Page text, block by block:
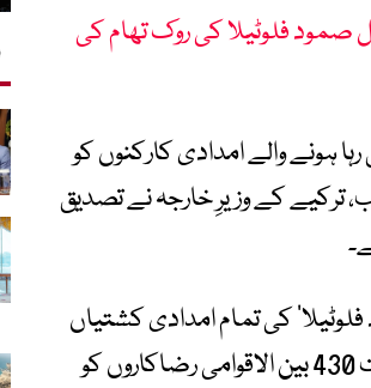
صمود فلوٹیلا کی روک تھام کی
ہونے والے امدادی کارکنوں کو
ترکیے کے وزیرِ خارجہ نے تصدیق
کی تمام امدادی کشتیاں
اپنی تحویل میں لے لی تھیں اور پاکستان کے سعد ایدھی سمیت 430 بین الاقوامی رضاکاروں کو